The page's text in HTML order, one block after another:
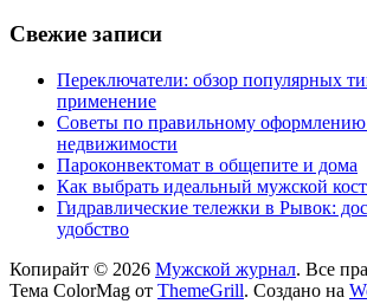
Свежие записи
Переключатели: обзор популярных
применение
Советы по правильному
недвижимости
Пароконвектомат в общепите и дома
Как выбрать идеальный мужской
Гидравлические тележки в Рывок:
удобство
Копирайт © 2026 Мужской журнал. Все
Тема ColorMag от ThemeGrill. Создано на